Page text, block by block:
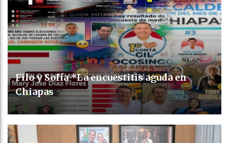
Filo y Sofía *La encuestitis aguda en
Chiapas